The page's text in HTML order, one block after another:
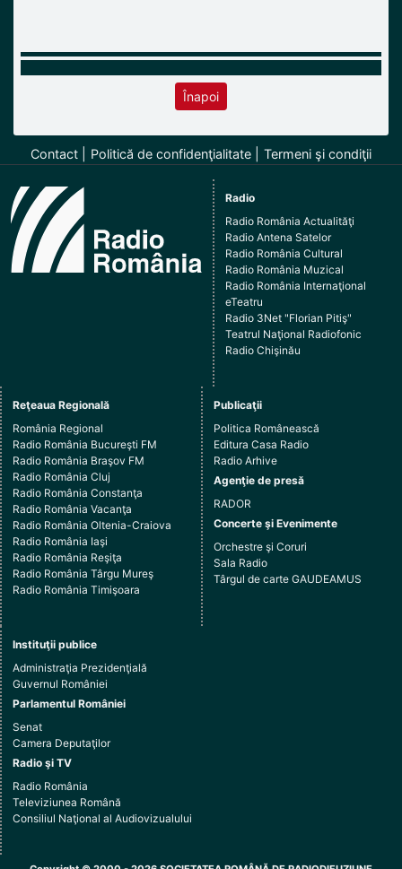
Înapoi
Contact Politică de confidenţialitate Termeni şi condiţii
Radio
Radio România Actualităţi
Radio Antena Satelor
Radio România Cultural
Radio România Muzical
Radio România Internaţional
eTeatru
Radio 3Net "Florian Pitiş"
Teatrul Naţional Radiofonic
Radio Chişinău
Reţeaua Regională
România Regional
Radio România Bucureşti FM
Radio România Braşov FM
Radio România Cluj
Radio România Constanţa
Radio România Vacanţa
Radio România Oltenia-Craiova
Radio România Iaşi
Radio România Reşiţa
Radio România Târgu Mureş
Radio România Timişoara
Publicaţii
Politica Românească
Editura Casa Radio
Radio Arhive
Agenţie de presă
RADOR
Concerte şi Evenimente
Orchestre şi Coruri
Sala Radio
Târgul de carte GAUDEAMUS
Instituţii publice
Administraţia Prezidenţială
Guvernul României
Parlamentul României
Senat
Camera Deputaţilor
Radio şi TV
Radio România
Televiziunea Română
Consiliul Naţional al Audiovizualului